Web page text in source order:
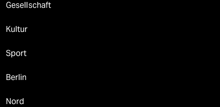
Gesellschaft
Kultur
Sport
Berlin
Nord